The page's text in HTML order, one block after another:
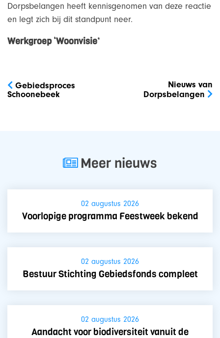
Dorpsbelangen heeft kennisgenomen van deze reactie
en legt zich bij dit standpunt neer.
Werkgroep ‘Woonvisie’
navigatie
Gebiedsproces
Schoonebeek
Nieuws van
Dorpsbelangen
Meer nieuws
02 augustus 2026
Voorlopige programma Feestweek bekend
02 augustus 2026
Bestuur Stichting Gebiedsfonds compleet
02 augustus 2026
Aandacht voor biodiversiteit vanuit de